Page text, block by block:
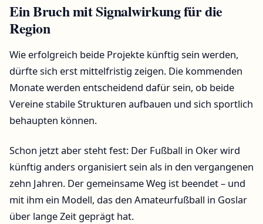
Ein Bruch mit Signalwirkung für die
Region
Wie erfolgreich beide Projekte künftig sein werden,
dürfte sich erst mittelfristig zeigen. Die kommenden
Monate werden entscheidend dafür sein, ob beide
Vereine stabile Strukturen aufbauen und sich sportlich
behaupten können.
Schon jetzt aber steht fest: Der Fußball in Oker wird
künftig anders organisiert sein als in den vergangenen
zehn Jahren. Der gemeinsame Weg ist beendet – und
mit ihm ein Modell, das den Amateurfußball in Goslar
über lange Zeit geprägt hat.